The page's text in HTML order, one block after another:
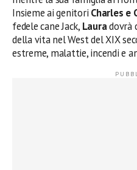
Insieme ai genitori Charles e
fedele cane Jack, Lauradovrà
della vita nel West del XIX
estreme, malattie, incendi e